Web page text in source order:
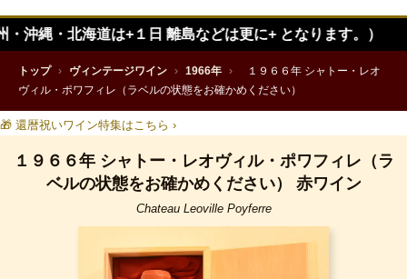
道は+１日 離島などは更に+ となります。）
トップ › ヴィンテージワイン › 1966年 ›
１９６６年 シャトー・レオ
ヴィル・ポワフィレ（ラベルの状態をお確かめください）
🎁 還暦祝いワイン特集はこちら ›
１９６６年 シャトー・レオヴィル・ポワフィレ（ラ
ベルの状態をお確かめください） 赤ワイン
Chateau Leoville Poyferre